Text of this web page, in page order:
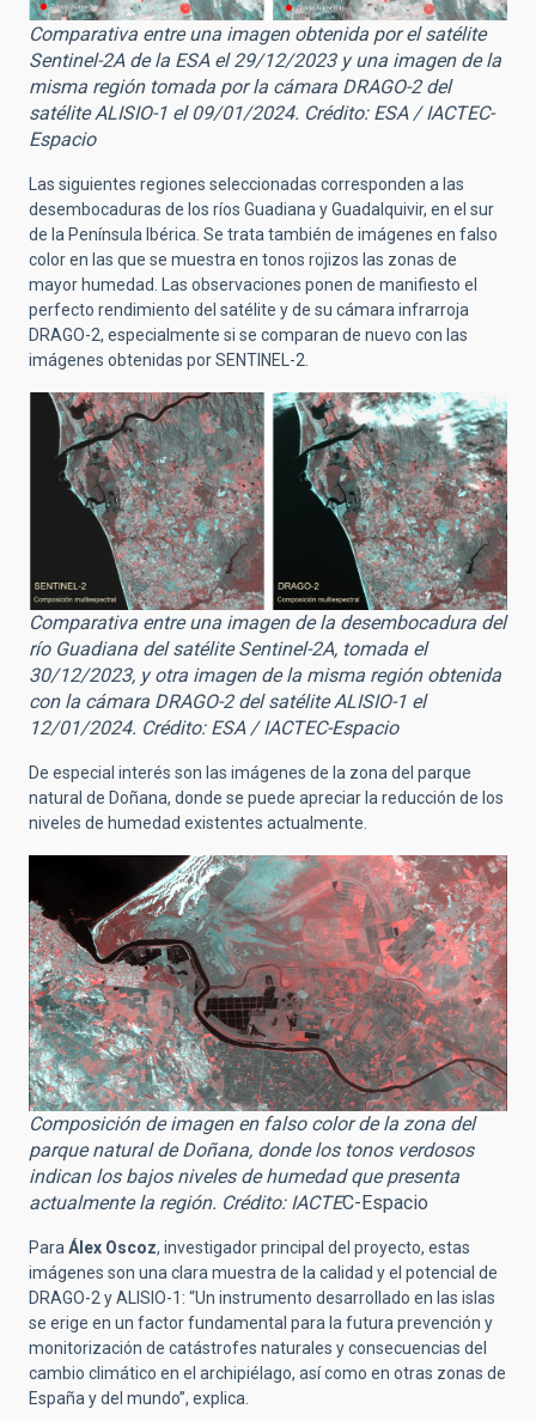
Comparativa entre una imagen obtenida por el satélite
Sentinel-2A de la ESA el 29/12/2023 y una imagen de la
misma región tomada por la cámara DRAGO-2 del
satélite ALISIO-1 el 09/01/2024. Crédito: ESA / IACTEC-
Espacio
Las siguientes regiones seleccionadas corresponden a las
desembocaduras de los ríos Guadiana y Guadalquivir, en el sur
de la Península Ibérica. Se trata también de imágenes en falso
color en las que se muestra en tonos rojizos las zonas de
mayor humedad. Las observaciones ponen de manifiesto el
perfecto rendimiento del satélite y de su cámara infrarroja
DRAGO-2, especialmente si se comparan de nuevo con las
imágenes obtenidas por SENTINEL-2.
Comparativa entre una imagen de la desembocadura del
río Guadiana del satélite Sentinel-2A, tomada el
30/12/2023, y otra imagen de la misma región obtenida
con la cámara DRAGO-2 del satélite ALISIO-1 el
12/01/2024. Crédito: ESA / IACTEC-Espacio
De especial interés son las imágenes de la zona del parque
natural de Doñana, donde se puede apreciar la reducción de los
niveles de humedad existentes actualmente.
Composición de imagen en falso color de la zona del
parque natural de Doñana, donde los tonos verdosos
indican los bajos niveles de humedad que presenta
actualmente la región. Crédito: IACTEC-Espacio
Para Álex Oscoz, investigador principal del proyecto, estas
imágenes son una clara muestra de la calidad y el potencial de
DRAGO-2 y ALISIO-1: “Un instrumento desarrollado en las islas
se erige en un factor fundamental para la futura prevención y
monitorización de catástrofes naturales y consecuencias del
cambio climático en el archipiélago, así como en otras zonas de
España y del mundo”, explica.